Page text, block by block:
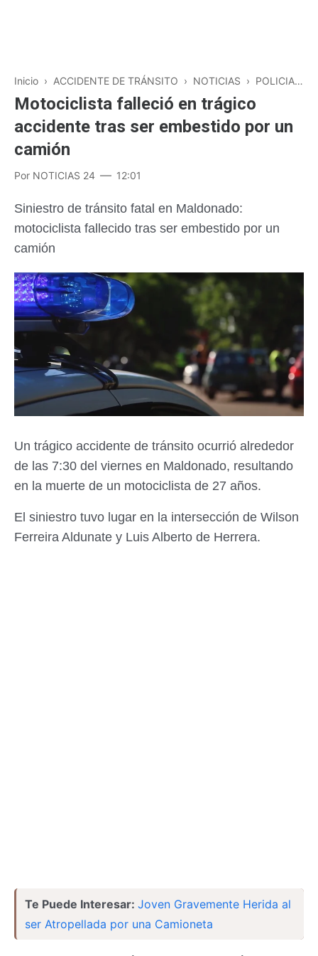
Inicio › ACCIDENTE DE TRÁNSITO › NOTICIAS › POLICIALES
Motociclista falleció en trágico
accidente tras ser embestido por un
camión
Por NOTICIAS 24 12:01
Siniestro de tránsito fatal en Maldonado:
motociclista fallecido tras ser embestido por un
camión
Un trágico accidente de tránsito ocurrió alrededor
de las 7:30 del viernes en Maldonado, resultando
en la muerte de un motociclista de 27 años.
El siniestro tuvo lugar en la intersección de Wilson
Ferreira Aldunate y Luis Alberto de Herrera.
Te Puede Interesar: Joven Gravemente Herida al
ser Atropellada por una Camioneta